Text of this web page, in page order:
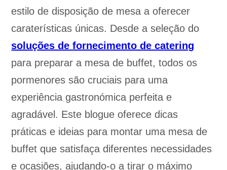
estilo de disposição de mesa a oferecer
caraterísticas únicas. Desde a seleção do
soluções de fornecimento de catering
para preparar a mesa de buffet, todos os
pormenores são cruciais para uma
experiência gastronómica perfeita e
agradável. Este blogue oferece dicas
práticas e ideias para montar uma mesa de
buffet que satisfaça diferentes necessidades
e ocasiões, ajudando-o a tirar o máximo